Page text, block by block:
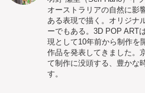
オーストラリアの自然に影
ある表現で描く。オリジナ
ーでもある。3D POP ART
現として10年前から制作を
作品を発表してきました。
て制作に没頭する、豊かな
す。